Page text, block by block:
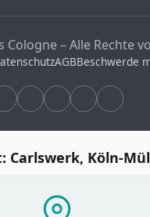
Cologne – Alle Rechte
AGBBeschwerde
Carlswerk, Köln-